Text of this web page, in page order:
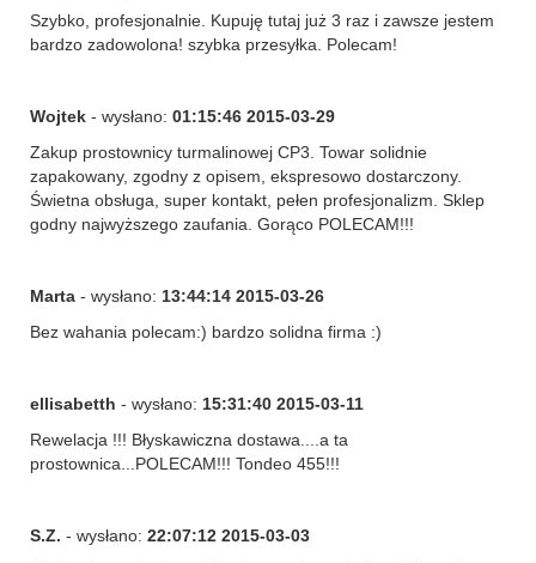
Szybko, profesjonalnie. Kupuję tutaj już 3 raz i zawsze jestem
bardzo zadowolona! szybka przesyłka. Polecam!
Wojtek - wysłano: 01:15:46 2015-03-29
Zakup prostownicy turmalinowej CP3. Towar solidnie
zapakowany, zgodny z opisem, ekspresowo dostarczony.
Świetna obsługa, super kontakt, pełen profesjonalizm. Sklep
godny najwyższego zaufania. Gorąco POLECAM!!!
Marta - wysłano: 13:44:14 2015-03-26
Bez wahania polecam:) bardzo solidna firma :)
ellisabetth - wysłano: 15:31:40 2015-03-11
Rewelacja !!! Błyskawiczna dostawa....a ta
prostownica...POLECAM!!! Tondeo 455!!!
S.Z. - wysłano: 22:07:12 2015-03-03